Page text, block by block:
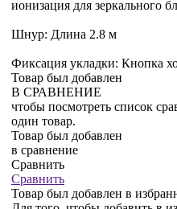
ионизация для зеркального
Шнур: Длина 2.8 м
Фиксация укладки: Кнопка
Товар был добавлен
В СРАВНЕНИЕ
чтобы посмотреть список
один товар.
Товар был добавлен
в сравнение
Сравнить
Сравнить
Товар был добавлен в